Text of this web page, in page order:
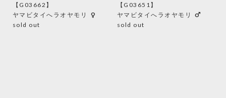
【G03662】
ヤマビタイへラオヤモリ
female
sold out
【G03651】
ヤマビタイへラオヤモリ
male
sold out